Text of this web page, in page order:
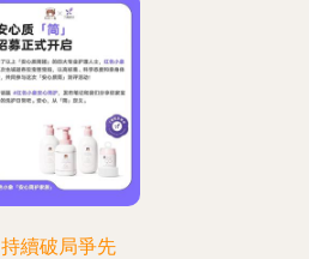
持續破局爭先